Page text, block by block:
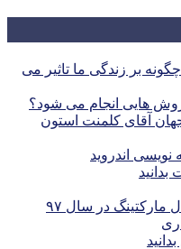
بر زندگی ما تاثیر می
روش هایی انجام می شود؟
آقای کلمنت استون
اندروید
بدانید